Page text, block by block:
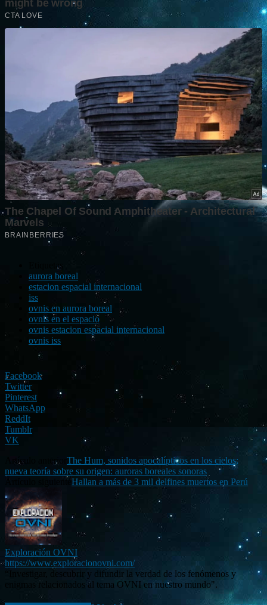
Etiquetas
aurora boreal
estacion espacial internacional
iss
ovnis en aurora boreal
ovnis en el espacio
ovnis estacion espacial internacional
ovnis iss
Facebook
Twitter
Pinterest
WhatsApp
ReddIt
Tumblr
VK
Artículo anterior The Hum, sonidos apocalípticos en los cielos;
nueva teoría sobre su origen: auroras boreales sonoras
Artículo siguiente Hallan a más de 3 mil delfines muertos en Perú
Exploración OVNI
https://www.exploracionovni.com/
“Investigar, descubrir y difundir la verdad de los fenómenos y
enigmas relacionados al tema OVNI en nuestro mundo".